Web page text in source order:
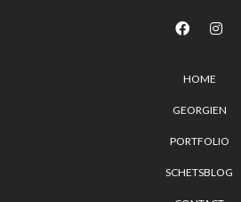
HOME
GEORGIEN
PORTFOLIO
SCHETSBLOG